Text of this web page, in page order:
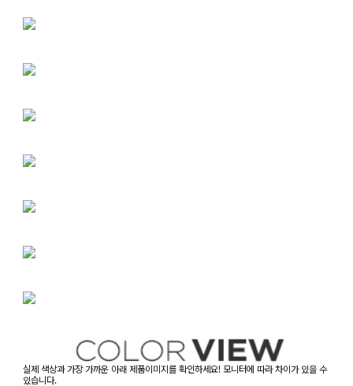
실제 색상과 가장 가까운 아래 제품이미지를 확인하세요! 모니터에 따라 차이가 있을 수
있습니다.